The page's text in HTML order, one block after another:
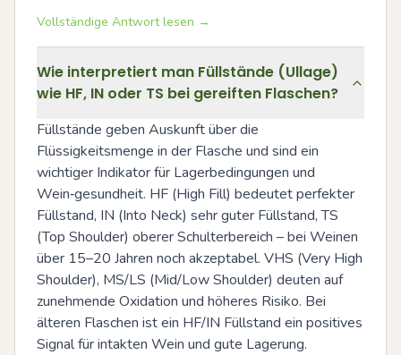
Vollständige Antwort lesen →
Wie interpretiert man Füllstände (Ullage)
wie HF, IN oder TS bei gereiften Flaschen?
Füllstände geben Auskunft über die
Flüssigkeitsmenge in der Flasche und sind ein
wichtiger Indikator für Lagerbedingungen und
Wein‑gesundheit. HF (High Fill) bedeutet perfekter
Füllstand, IN (Into Neck) sehr guter Füllstand, TS
(Top Shoulder) oberer Schulterbereich – bei Weinen
über 15–20 Jahren noch akzeptabel. VHS (Very High
Shoulder), MS/LS (Mid/Low Shoulder) deuten auf
zunehmende Oxidation und höheres Risiko. Bei
älteren Flaschen ist ein HF/IN Füllstand ein positives
Signal für intakten Wein und gute Lagerung.